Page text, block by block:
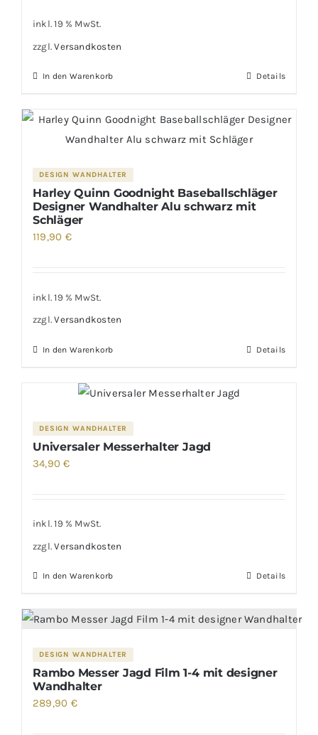
inkl. 19 % MwSt.
zzgl.Versandkosten
In den Warenkorb Details
DESIGN WANDHALTER
Harley Quinn Goodnight Baseballschläger
Designer Wandhalter Alu schwarz mit
Schläger
119,90 €
inkl. 19 % MwSt.
zzgl.Versandkosten
In den Warenkorb Details
DESIGN WANDHALTER
Universaler Messerhalter Jagd
34,90€
inkl. 19 % MwSt.
zzgl.Versandkosten
In den Warenkorb Details
DESIGN WANDHALTER
Rambo Messer Jagd Film 1-4 mit designer
Wandhalter
289,90 €